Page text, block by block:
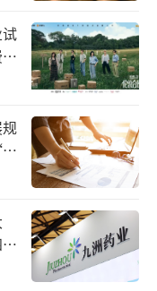
的份额。
卷风损坏了仓
养品业务将出现
的高个位数下滑
消费者的诉讼进
洁时旗下之后的
经策略变化。